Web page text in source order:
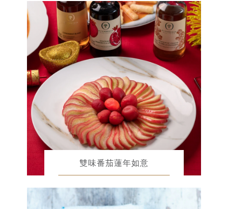
雙味番茄蓮年如意